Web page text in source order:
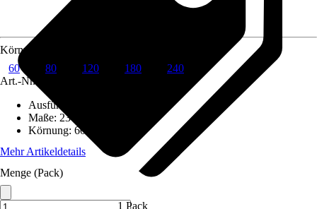
Körnung
60
80 120 180
240
Art.-Nr.
Ausführung
Maße: 230 x 280 mm
Körnung: 60
Mehr Artikeldetails
Menge (Pack)
1 Pack